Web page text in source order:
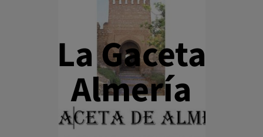
La Gaceta
Almería